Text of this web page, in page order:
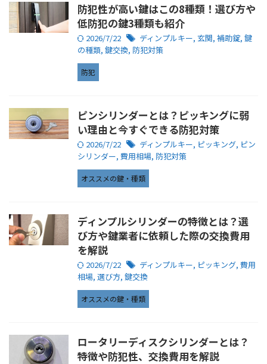
防犯性が高い鍵はこの8種類！選び方や
低防犯の鍵3種類も紹介
2026/7/22 ディンプルキー, 玄関, 補助錠, 鍵
の種類, 鍵交換, 防犯対策
防犯
ピンシリンダーとは？ピッキングに弱
い理由と今すぐできる防犯対策
2026/7/22 ディンプルキー, ピッキング, ピン
シリンダー, 費用相場, 防犯対策
オススメの鍵・種類
ディンプルシリンダーの特徴とは？選
び方や鍵業者に依頼した際の交換費用
を解説
2026/7/22 ディンプルキー, ピッキング, 費用
相場, 選び方, 鍵交換
オススメの鍵・種類
ロータリーディスクシリンダーとは？
特徴や防犯性、交換費用を解説